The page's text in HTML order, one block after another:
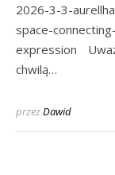
2026-3-3-
space-
expression
chwilą…
przezDawid